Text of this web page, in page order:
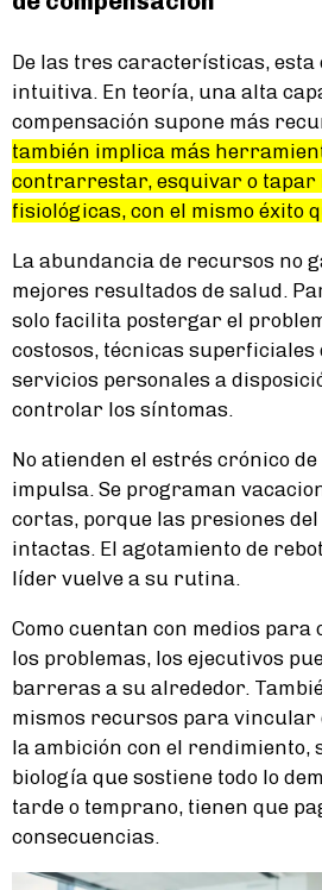
De las tres características, esta
intuitiva. En teoría, una alta
compensación supone más
también implica más
contrarrestar, esquivar o tapar
fisiológicas, con el mismo éxito
La abundancia de recursos no
mejores resultados de salud.
solo facilita postergar el
costosos, técnicas superficiales
servicios personales a
controlar los síntomas.
No atienden el estrés crónico
impulsa. Se programan
cortas, porque las presiones
intactas. El agotamiento de
líder vuelve a su rutina.
Como cuentan con medios
los problemas, los ejecutivos
barreras a su alrededor.
mismos recursos para vincular
la ambición con el
biología que sostiene todo lo
tarde o temprano, tienen que
consecuencias.